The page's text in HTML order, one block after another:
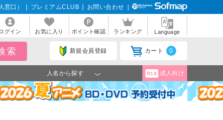
窓口） プレミアムCLUB お問い合わせ
ログイン お気に入り ポイント確認 ランキング Language
新規会員登録 カート 0
人名から探す R18 成人向け